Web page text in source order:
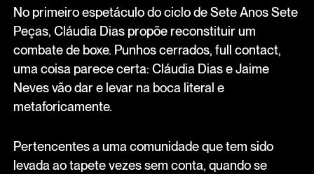
No primeiro espetáculo do ciclo de Sete Anos Sete
Peças, Cláudia Dias propõe reconstituir um
combate de boxe. Punhos cerrados, full contact,
uma coisa parece certa: Cláudia Dias e Jaime
Neves vão dar e levar na boca literal e
metaforicamente.
Pertencentes a uma comunidade que tem sido
levada ao tapete vezes sem conta, quando se